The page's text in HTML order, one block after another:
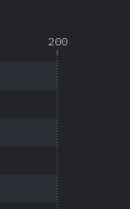
200